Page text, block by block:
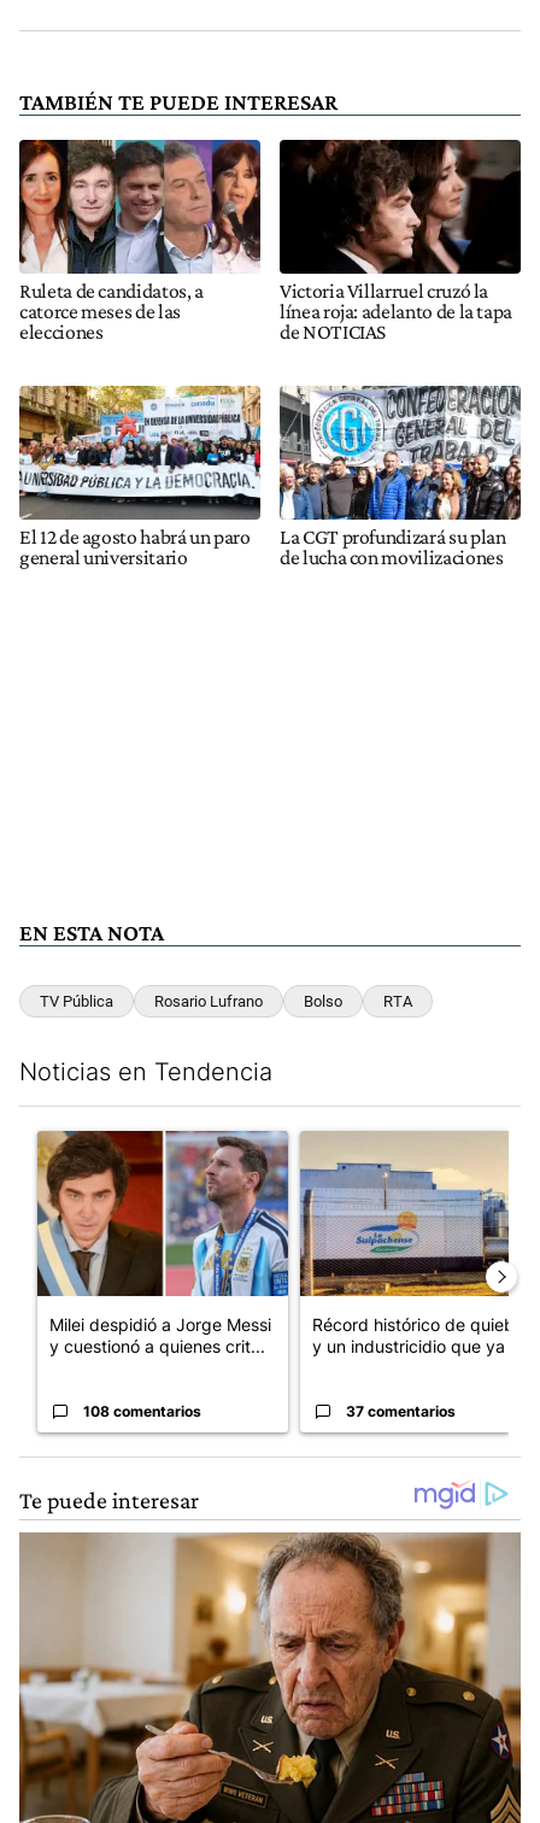
TAMBIÉN TE PUEDE INTERESAR
Ruleta de candidatos, a
catorce meses de las
elecciones
Victoria Villarruel cruzó la
línea roja: adelanto de la tapa
de NOTICIAS
El 12 de agosto habrá un paro
general universitario
La CGT profundizará su plan
de lucha con movilizaciones
EN ESTA NOTA
TV Pública Rosario Lufrano Bolso RTA
Noticias en Tendencia
Un artículo de tendencia con el título "Milei despidió a Jorge
Milei despidió a Jorge Messi
y cuestionó a quienes crit...
108 comentarios
Récord histórico de quiebras
y un industricidio que ya ...
37 comentarios